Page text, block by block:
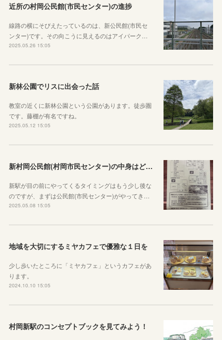
近所の村岡公民館(市民センター)の進捗
線路の横にそびえたっているのは、新公民館(市民セ
ンター)です。その向こうに見えるのはアイパーク…
2025.05.26 15:05
新林公園でリスに出会った話
教室の近くに新林公園という公園があります。徒歩圏
です。藤棚が有名ですね。
2025.05.12 15:05
新村岡公民館(村岡市民センター)の中身はどんな感じか見てみよう
新駅が目の前にやってくるタイミングはもう少し後な
のですが、まずは公民館(市民センター)がやってき…
2025.05.08 15:05
地域を大切にするミヤカフェで優雅な１日を
少し歩いたところに「ミヤカフェ」というカフェがあ
ります。
2024.10.10 15:05
村岡新駅のコンセプトブックを見てみよう！